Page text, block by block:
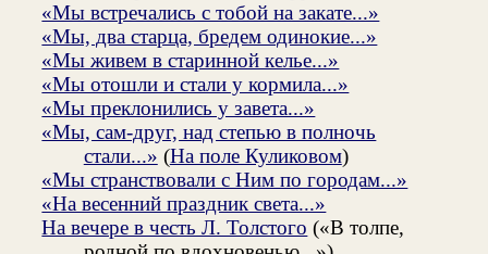
«Мы встречались с тобой на закате...»
«Мы, два старца, бредем одинокие...»
«Мы живем в старинной келье...»
«Мы отошли и стали у кормила...»
«Мы преклонились у завета...»
«Мы, сам-друг, над степью в полночь
стали...» (На поле Куликовом)
«Мы странствовали с Ним по городам...»
«На весенний праздник света...»
На вечере в честь Л. Толстого («В толпе,